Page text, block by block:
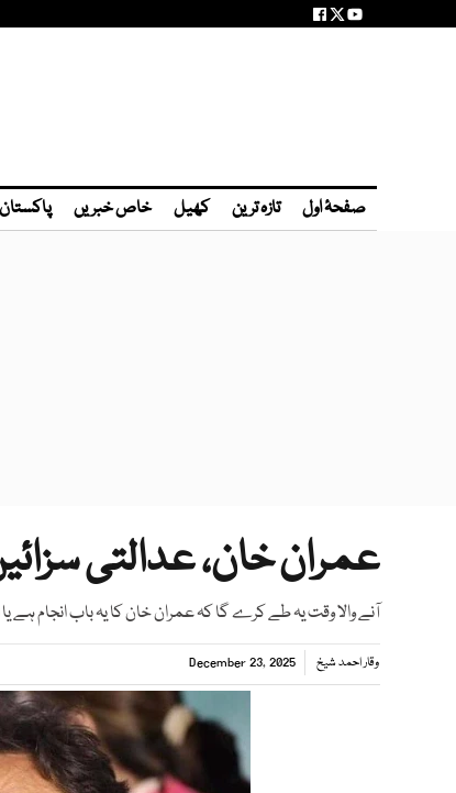
صفحۂ اول تازہ ترین کھیل خاص خبریں پاکستان
عمران خان، عدالتی
آنے والا وقت یہ طے کرے گا کہ عمران خان کا یہ باب انجام ہے
وقار احمد شیخ December 23, 2025